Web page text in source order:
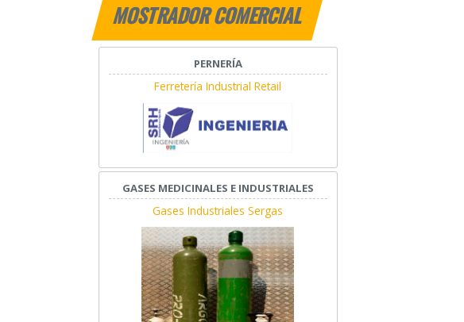
MOSTRADOR COMERCIAL
PERNERÍA
Ferretería Industrial Retail
GASES MEDICINALES E INDUSTRIALES
Gases Industriales Sergas